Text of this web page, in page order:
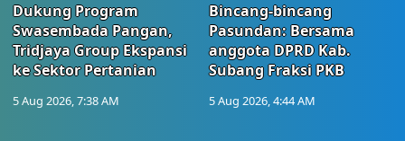
Dukung Program
Swasembada Pangan,
Tridjaya Group Ekspansi
ke Sektor Pertanian
5 Aug 2026, 7:38 AM
Bincang-bincang
Pasundan: Bersama
anggota DPRD Kab.
Subang Fraksi PKB
5 Aug 2026, 4:44 AM